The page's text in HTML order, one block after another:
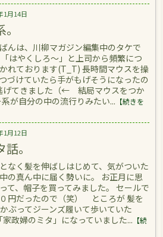
1月14日
んは、川柳マガジン編集中のタケで
はやくしろ～」と上司から頻繁につ
れております(T_T) 長時間マウスを操
づけていたら手がもげそうになったの
げてきました（← 結局マウスをつか
が自分の中の流行りみたい... 【続きを
1月12日
話。
なく髪を伸ばしはじめて、気がついた
の真ん中に届く勢いに。 お正月に思
て、帽子を買ってみました。 セールで
円だったので（笑） ところが 髪を
ぶってジーンズ履いて歩いていた
政婦のミタ」になっていました... 【続